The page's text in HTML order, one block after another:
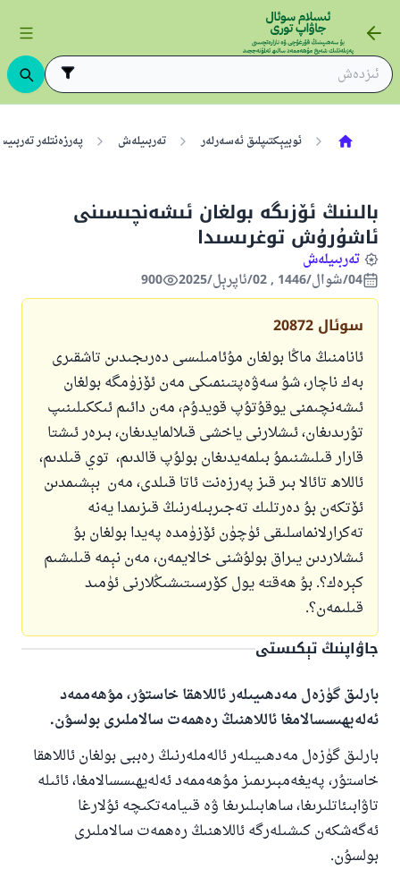
ئوبيېكتىپلىق ئەسەرلەر تەربىيلەش پەرزەنتلەر
بالىنىڭ ئۆزىگە بولغان ئىشەنچىسىنى
ئاشۇرۇش توغرىسىدا
تەربىيلەش
04/شوال/1446 , 02/ئاپرېل/2025
900
سوئال 20872
ئانامنىڭ ماڭا بولغان مۇئامىلىسى دەرىجىدىن تاشقىرى
بەك ناچار، شۇ سەۋەپتىنمىكى مەن ئۆزۈمگە بولغان
ئىشەنچىمنى يوقۇتۇپ قويدۇم، مەن دائىم ئىككىلىنىپ
تۇرىدىغان، ئىشلارنى ياخشى قىلالمايدىغان، بىرەر ئىشتا
قارار قىلىشنىمۇ بىلمەيدىغان بولۇپ قالدىم، توي قىلدىم،
ئاللاھ تائالا بىر قىز پەرزەنت ئاتا قىلدى، مەن بېشىمدىن
ئۆتكەن بۇ دەرتلىك تەجىربىلەرنىڭ قىزىمدا يەنە
تەكرارلانماسلىقى ئۈچۈن ئۆزۈمدە پەيدا بولغان بۇ
ئىشلاردىن يىراق بولۇشنى خالايمەن، مەن نېمە قىلىشىم
كېرەك؟. بۇ ھەقتە يول كۆرسىتىشىڭلارنى ئۈمىد
قىلىمەن؟.
جاۋاپنىڭ تېكىستى
بارلىق گۈزەل مەدھىيىلەر ئاللاھقا خاستۇر، مۇھەممەد
ئەلەيھىسسالامغا ئاللاھنىڭ رەھمەت سالاملىرى بولسۇن.
بارلىق گۈزەل مەدھىيىلەر ئالەملەرنىڭ رەببى بولغان ئاللاھقا
خاستۇر، پەيغەمبىرىمىز مۇھەممەد ئەلەيھىسسالامغا، ئائىلە
تاۋابىئاتلىرىغا، ساھابىلىرىغا ۋە قىيامەتكىچە ئۇلارغا
ئەگەشكەن كىشىلەرگە ئاللاھنىڭ رەھمەت سالاملىرى
بولسۇن.